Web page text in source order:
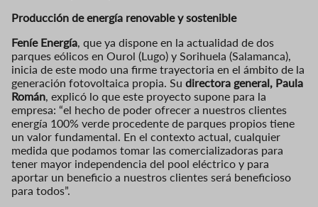
Producción de energía renovable y sostenible
Feníe Energía , que ya dispone en la actualidad de dos
parques eólicos en Ourol (Lugo) y Sorihuela (Salamanca),
inicia de este modo una firme trayectoria en el ámbito de la
generación fotovoltaica propia. Su directora general, Paula
Román , explicó lo que este proyecto supone para la
empresa: “el hecho de poder ofrecer a nuestros clientes
energía 100% verde procedente de parques propios tiene
un valor fundamental. En el contexto actual, cualquier
medida que podamos tomar las comercializadoras para
tener mayor independencia del pool eléctrico y para
aportar un beneficio a nuestros clientes será beneficioso
para todos”.